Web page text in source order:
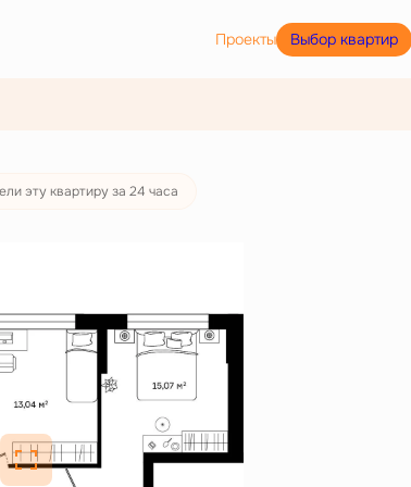
Проекты Выбор квартир
эту квартиру за 24 часа